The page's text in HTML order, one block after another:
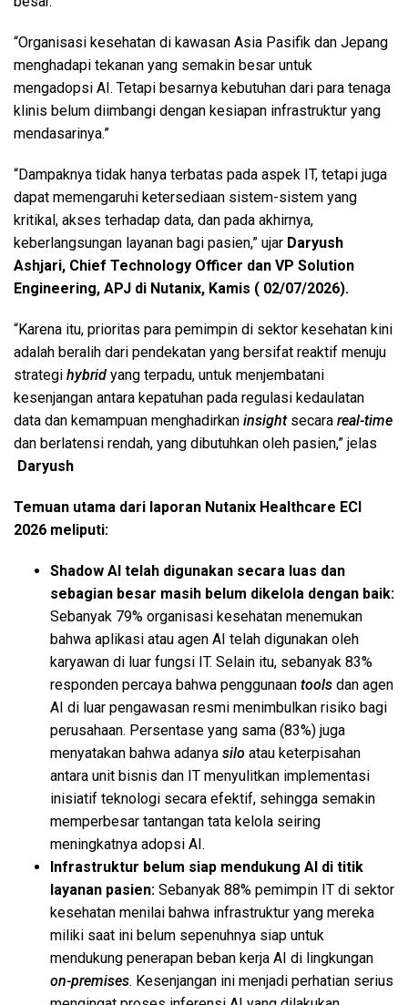
“Organisasi kesehatan di kawasan Asia Pasifik dan Jepang
menghadapi tekanan yang semakin besar untuk
mengadopsi AI. Tetapi besarnya kebutuhan dari para tenaga
klinis belum diimbangi dengan kesiapan infrastruktur yang
mendasarinya.”
“Dampaknya tidak hanya terbatas pada aspek IT, tetapi juga
dapat memengaruhi ketersediaan sistem-sistem yang
kritikal, akses terhadap data, dan pada akhirnya,
keberlangsungan layanan bagi pasien,” ujar Daryush
Ashjari, Chief Technology Officer dan VP Solution
Engineering, APJ di Nutanix, Kamis ( 02/07/2026).
“Karena itu, prioritas para pemimpin di sektor kesehatan kini
adalah beralih dari pendekatan yang bersifat reaktif menuju
strategi hybrid yang terpadu, untuk menjembatani
kesenjangan antara kepatuhan pada regulasi kedaulatan
data dan kemampuan menghadirkan insightsecara real-time
dan berlatensi rendah, yang dibutuhkan oleh pasien,” jelas
Daryush
Temuan utama dari laporan Nutanix Healthcare ECI
2026 meliputi:
Shadow AI telah digunakan secara luas dan
sebagian besar masih belum dikelola dengan baik:
Sebanyak 79% organisasi kesehatan menemukan
bahwa aplikasi atau agen AI telah digunakan oleh
karyawan di luar fungsi IT. Selain itu, sebanyak 83%
responden percaya bahwa penggunaan tools dan agen
AI di luar pengawasan resmi menimbulkan risiko bagi
perusahaan. Persentase yang sama (83%) juga
menyatakan bahwa adanya silo atau keterpisahan
antara unit bisnis dan IT menyulitkan implementasi
inisiatif teknologi secara efektif, sehingga semakin
memperbesar tantangan tata kelola seiring
meningkatnya adopsi AI.
Infrastruktur belum siap mendukung AI di titik
layanan pasien: Sebanyak 88% pemimpin IT di sektor
kesehatan menilai bahwa infrastruktur yang mereka
miliki saat ini belum sepenuhnya siap untuk
mendukung penerapan beban kerja AI di lingkungan
on-premises. Kesenjangan ini menjadi perhatian serius